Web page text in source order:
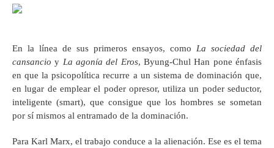
En la línea de sus primeros ensayos, como La sociedad del
cansancio y La agonía del Eros, Byung-Chul Han pone énfasis
en que la psicopolítica recurre a un sistema de dominación que,
en lugar de emplear el poder opresor, utiliza un poder seductor,
inteligente (smart), que consigue que los hombres se sometan
por sí mismos al entramado de la dominación.
Para Karl Marx, el trabajo conduce a la alienación. Ese es el tema